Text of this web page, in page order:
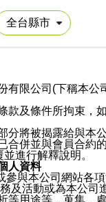
限公司(下稱本
及條件所拘束，
分將被揭露給與本
合併並與會員合約
進行解釋說明。
人資料
與本公司網站各
及活動或為本公
用途等，蒐集、